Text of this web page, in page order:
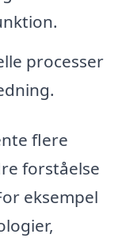
processer
flere
forståelse
eksempel